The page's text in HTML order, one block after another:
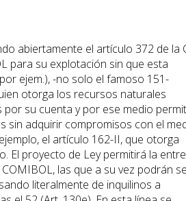
abiertamente el artículo 372 de la
para su explotación sin que esta
ejem.), -no solo el famoso 151-
otorga los recursos naturales
su cuenta y por ese medio
sin adquirir compromisos con el
el artículo 162-II, que otorga
El proyecto de Ley permitirá la
las que a su vez podrán
literalmente de inquilinos a